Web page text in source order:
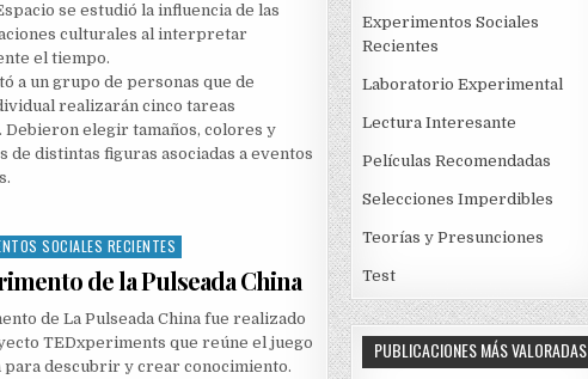
se estudió la influencia de las
culturales al interpretar
el tiempo.
a un grupo de personas que de
realizarán cinco tareas
Debieron elegir tamaños, colores y
de distintas figuras asociadas a eventos
SOCIALES RECIENTES
de la Pulseada China
de La Pulseada China fue realizado
TEDxperiments que reúne el juego
para descubrir y crear conocimiento.
Experimentos Sociales
Recientes
Laboratorio Experimental
Lectura Interesante
Películas Recomendadas
Selecciones Imperdibles
Teorías y Presunciones
Test
PUBLICACIONES MÁS VALORADAS